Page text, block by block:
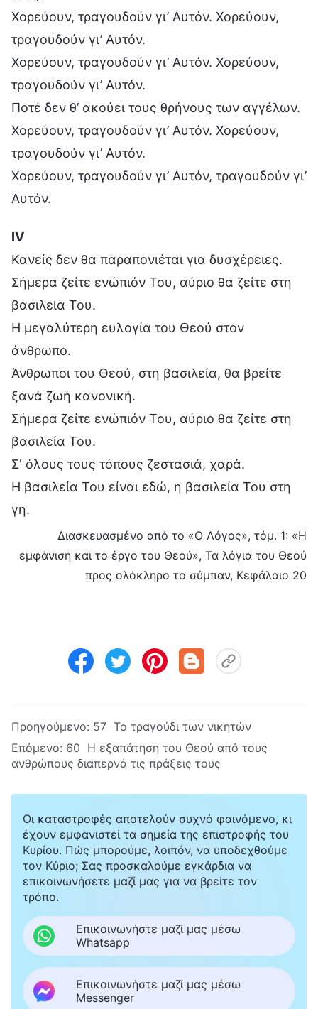
Χορεύουν, τραγουδούν γι’ Αυτόν. Χορεύουν,
τραγουδούν γι’ Αυτόν.
Χορεύουν, τραγουδούν γι’ Αυτόν. Χορεύουν,
τραγουδούν γι’ Αυτόν.
Ποτέ δεν θ’ ακούει τους θρήνους των αγγέλων.
Χορεύουν, τραγουδούν γι’ Αυτόν. Χορεύουν,
τραγουδούν γι’ Αυτόν.
Χορεύουν, τραγουδούν γι’ Αυτόν, τραγουδούν γι’
Αυτόν.
Ⅳ
Κανείς δεν θα παραπονιέται για δυσχέρειες.
Σήμερα ζείτε ενώπιόν Του, αύριο θα ζείτε στη
βασιλεία Του.
Η μεγαλύτερη ευλογία του Θεού στον
άνθρωπο.
Άνθρωποι του Θεού, στη βασιλεία, θα βρείτε
ξανά ζωή κανονική.
Σήμερα ζείτε ενώπιόν Του, αύριο θα ζείτε στη
βασιλεία Του.
Σ' όλους τους τόπους ζεστασιά, χαρά.
Η βασιλεία Του είναι εδώ, η βασιλεία Του στη
γη.
Διασκευασμένο από το «Ο Λόγος», τόμ. 1: «Η
εμφάνιση και το έργο του Θεού», Τα λόγια του Θεού
προς ολόκληρο το σύμπαν, Κεφάλαιο 20
Προηγούμενο: 57 Το τραγούδι των νικητών
Επόμενο: 60 Η εξαπάτηση του Θεού από τους
ανθρώπους διαπερνά τις πράξεις τους
Οι καταστροφές αποτελούν συχνό φαινόμενο, κι
έχουν εμφανιστεί τα σημεία της επιστροφής του
Κυρίου. Πώς μπορούμε, λοιπόν, να υποδεχθούμε
τον Κύριο; Σας προσκαλούμε εγκάρδια να
επικοινωνήσετε μαζί μας για να βρείτε τον
τρόπο.
Επικοινωνήστε μαζί μας μέσω
Whatsapp
Επικοινωνήστε μαζί μας μέσω
Messenger